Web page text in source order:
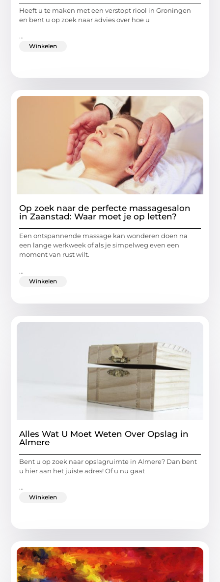
Heeft u te maken met een verstopt riool in Groningen
en bent u op zoek naar advies over hoe u
...
Winkelen
Op zoek naar de perfecte massagesalon
in Zaanstad: Waar moet je op letten?
Een ontspannende massage kan wonderen doen na
een lange werkweek of als je simpelweg even een
moment van rust wilt.
...
Winkelen
Alles Wat U Moet Weten Over Opslag in
Almere
Bent u op zoek naar opslagruimte in Almere? Dan bent
u hier aan het juiste adres! Of u nu gaat
...
Winkelen